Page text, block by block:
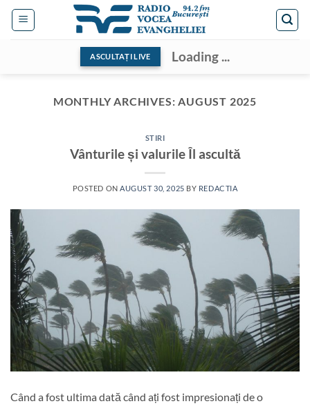
Skip
ASCULTAȚI LIVE Loading ...
MONTHLY ARCHIVES:AUGUST 2025
STIRI
Vânturile și valurile Îl ascultă
POSTED ON AUGUST 30, 2025 BY REDACTIA
Când a fost ultima dată când ați fost impresionați de o